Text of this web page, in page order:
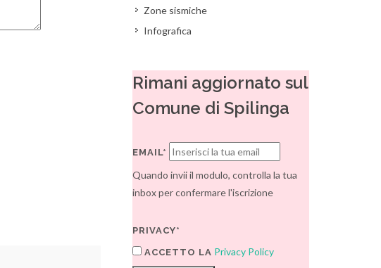
Zone sismiche
Infografica
Rimani aggiornato sul
Comune di Spilinga
EMAIL*
Quando invii il modulo, controlla la tua
inbox per confermare l'iscrizione
PRIVACY*
ACCETTO LA Privacy Policy